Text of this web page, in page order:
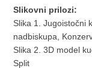
Slikovni prilozi:
Slika 1. Jugoistočni
nadbiskupa,
Slika 2. 3D model
Split